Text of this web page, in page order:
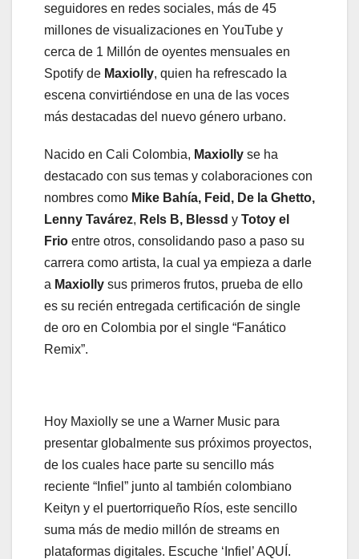
seguidores en redes sociales, más de 45
millones de visualizaciones en YouTube y
cerca de 1 Millón de oyentes mensuales en
Spotify de Maxiolly, quien ha refrescado la
escena convirtiéndose en una de las voces
más destacadas del nuevo género urbano.
Nacido en Cali Colombia, Maxiolly se ha
destacado con sus temas y colaboraciones con
nombres como Mike Bahía, Feid, De la Ghetto,
Lenny Tavárez, Rels B, Blessd y Totoy el
Frio entre otros, consolidando paso a paso su
carrera como artista, la cual ya empieza a darle
a Maxiolly sus primeros frutos, prueba de ello
es su recién entregada certificación de single
de oro en Colombia por el single “Fanático
Remix”.
Hoy Maxiolly se une a Warner Music para
presentar globalmente sus próximos proyectos,
de los cuales hace parte su sencillo más
reciente “Infiel” junto al también colombiano
Keityn y el puertorriqueño Ríos, este sencillo
suma más de medio millón de streams en
plataformas digitales. Escuche ‘Infiel’ AQUÍ.